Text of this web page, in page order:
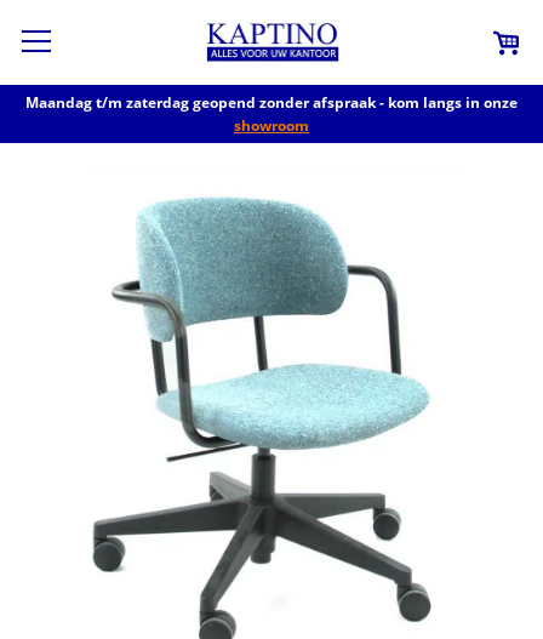
Maandag t/m zaterdag geopend zonder afspraak - kom langs in onze
showroom